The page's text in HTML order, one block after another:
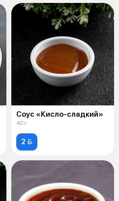
Соус «Кисло-сладкий»
40 г
2 